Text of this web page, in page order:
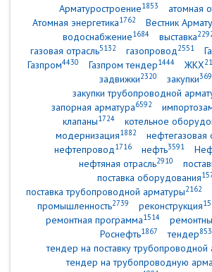
Арматуростроение1853 атомная
Атомная энергетика1762 Вестник
водоснабжение1684 выставка
газовая отрасль5132 газопровод2551
Газпром4430 Газпром тендер1444 ЖКХ
задвижки2320 закупки
закупки трубопроводной
запорная арматура6592
клапаны1724 котельное
модернизация1882 нефтегазовая
нефтепровод1716 нефть3591
нефтяная отрасль2910
поставка оборудования
поставка трубопроводной арматуры2162
промышленность2739 реконструкция
ремонтная программа1514
Роснефть1867 тендер
тендер на поставку трубопроводной
тендер на трубопроводную